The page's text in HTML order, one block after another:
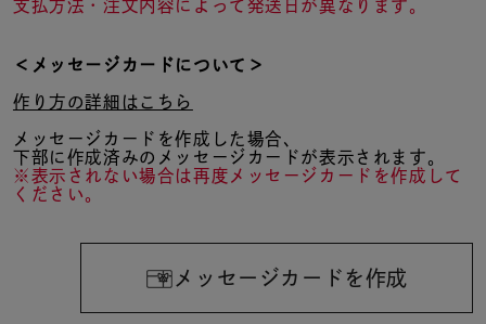
支払方法・注文内容によって発送日が異なります。
＜メッセージカードについて＞
作り方の詳細はこちら
メッセージカードを作成した場合、
下部に作成済みのメッセージカードが表示されます。
※表示されない場合は再度メッセージカードを作成して
ください。
メッセージカードを作成